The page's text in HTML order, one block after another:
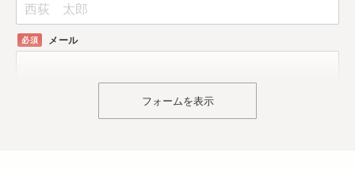
メール
フォームを表示